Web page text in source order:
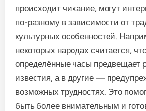
происходит чихание, могут
по-разному в зависимости от
культурных особенностей.
некоторых народах считается,
определённые часы предвещает
известия, а в другие —
возможных трудностях. Это
быть более внимательным и